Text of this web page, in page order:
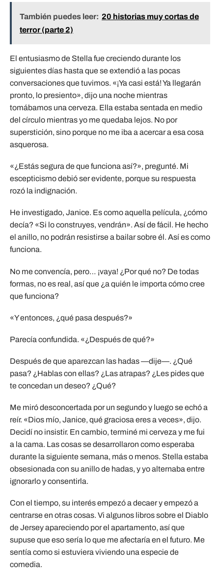
También puedes leer: 20 historias muy cortas de
terror (parte 2)
El entusiasmo de Stella fue creciendo durante los
siguientes días hasta que se extendió a las pocas
conversaciones que tuvimos. «¡Ya casi está! Ya llegarán
pronto, lo presiento», dijo una noche mientras
tomábamos una cerveza. Ella estaba sentada en medio
del círculo mientras yo me quedaba lejos. No por
superstición, sino porque no me iba a acercar a esa cosa
asquerosa.
«¿Estás segura de que funciona así?», pregunté. Mi
escepticismo debió ser evidente, porque su respuesta
rozó la indignación.
He investigado, Janice. Es como aquella película, ¿cómo
decía? «Si lo construyes, vendrán». Así de fácil. He hecho
el anillo, no podrán resistirse a bailar sobre él. Así es como
funciona.
No me convencía, pero… ¡vaya! ¿Por qué no? De todas
formas, no es real, así que ¿a quién le importa cómo cree
que funciona?
«Y entonces, ¿qué pasa después?»
Parecía confundida. «¿Después de qué?»
Después de que aparezcan las hadas —dije—. ¿Qué
pasa? ¿Hablas con ellas? ¿Las atrapas? ¿Les pides que
te concedan un deseo? ¿Qué?
Me miró desconcertada por un segundo y luego se echó a
reír. «Dios mío, Janice, qué graciosa eres a veces», dijo.
Decidí no insistir. En cambio, terminé mi cerveza y me fui
a la cama. Las cosas se desarrollaron como esperaba
durante la siguiente semana, más o menos. Stella estaba
obsesionada con su anillo de hadas, y yo alternaba entre
ignorarlo y consentirla.
Con el tiempo, su interés empezó a decaer y empezó a
centrarse en otras cosas. Vi algunos libros sobre el Diablo
de Jersey apareciendo por el apartamento, así que
supuse que eso sería lo que me afectaría en el futuro. Me
sentía como si estuviera viviendo una especie de
comedia.